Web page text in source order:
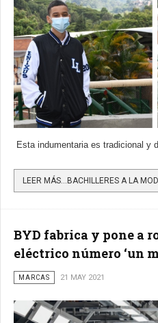
Esta indumentaria es tradicional y
BYD fabrica y pone a
eléctrico número ‘un
MARCAS 21 MAY 2021